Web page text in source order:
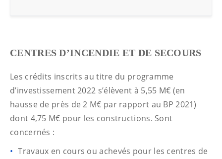
CENTRES D’INCENDIE ET DE SECOURS
Les crédits inscrits au titre du programme
d’investissement 2022 s’élèvent à 5,55 M€ (en
hausse de près de 2 M€ par rapport au BP 2021)
dont 4,75 M€ pour les constructions. Sont
concernés :
Travaux en cours ou achevés pour les centres de